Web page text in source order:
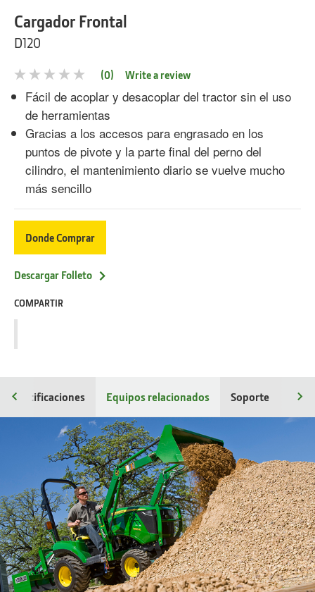
Cargador Frontal
D120
No
rating
value
Same
link.
(0) Write a review
Fácil de acoplar y desacoplar del tractor sin el uso
de herramientas
Gracias a los accesos para engrasado en los
puntos de pivote y la parte final del perno del
cilindro, el mantenimiento diario se vuelve mucho
más sencillo
Donde Comprar
Descargar Folleto
COMPARTIR
Especificaciones Equipos relacionados Soporte